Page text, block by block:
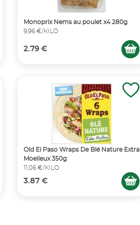
Monoprix Nems au poulet x4 280g
9,96 €/KILO
2.79 €
Old El Paso Wraps De Blé Nature Extra
Moelleux 350g
11,06 €/KILO
3.87 €